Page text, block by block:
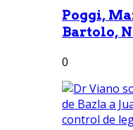
Poggi,
Bartolo,
0